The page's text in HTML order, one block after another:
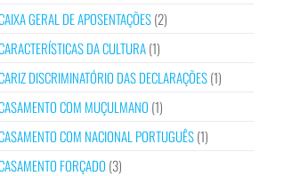
GERAL DE APOSENTAÇÕES(2)
DA CULTURA(1)
DISCRIMINATÓRIO DAS DECLARAÇÕES(1)
COM MUÇULMANO (1)
COM NACIONAL PORTUGUÊS(1)
FORÇADO (3)